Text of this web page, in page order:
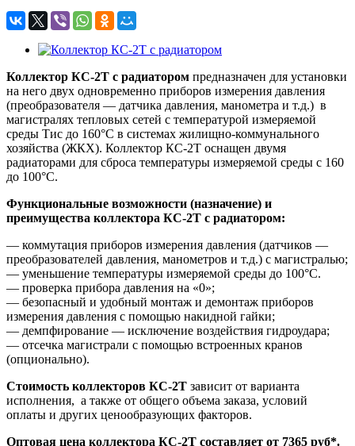
Коллектор КС-2Т с радиатором предназначен для установки
на него двух одновременно приборов измерения давления
(преобразователя — датчика давления, манометра и т.д.) в
магистралях тепловых сетей с температурой измеряемой
среды Тис до 160°С в системах жилищно-коммунального
хозяйства (ЖКХ). Коллектор КС-2Т оснащен двумя
радиаторами для сброса температуры измеряемой среды с 160
до 100°С.
Функциональные возможности (назначение) и
преимущества коллектора КС-2Т с радиатором:
— коммутация приборов измерения давления (датчиков —
преобразователей давления, манометров и т.д.) с магистралью;
— уменьшение температуры измеряемой среды до 100°С.
— проверка прибора давления на «0»;
— безопасный и удобный монтаж и демонтаж приборов
измерения давления с помощью накидной гайки;
— демпфирование — исключение воздействия гидроудара;
— отсечка магистрали с помощью встроенных кранов
(опционально).
Стоимость коллекторов КС-2Т зависит от варианта
исполнения, а также от общего объема заказа, условий
оплаты и других ценообразующих факторов.
Оптовая цена коллектора КС-2Т составляет от 7365 руб*.